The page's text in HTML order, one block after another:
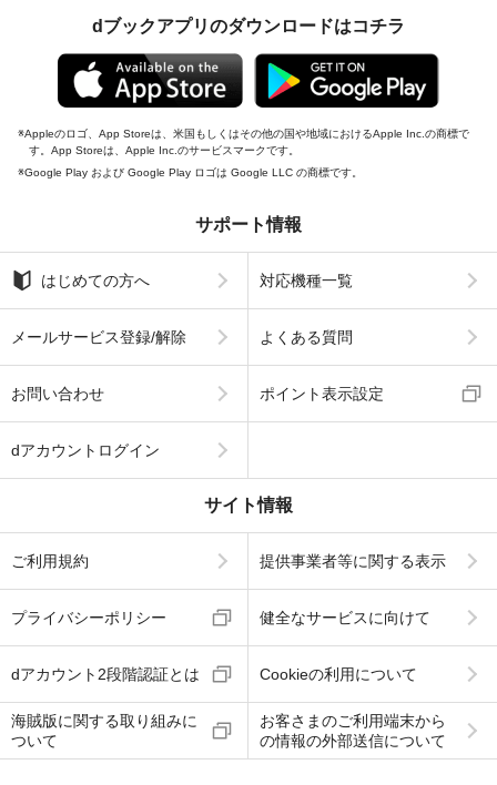
dブックアプリのダウンロードはコチラ
Appleのロゴ、App Storeは、米国もしくはその他の国や地域におけるApple Inc.の商標で
す。App Storeは、Apple Inc.のサービスマークです。
Google Play および Google Play ロゴは Google LLC の商標です。
サポート情報
はじめての方へ 対応機種一覧
メールサービス登録/解除 よくある質問
お問い合わせ ポイント表示設定
dアカウントログイン
サイト情報
ご利用規約 提供事業者等に関する表示
プライバシーポリシー 健全なサービスに向けて
dアカウント2段階認証とは Cookieの利用について
海賊版に関する取り組みに
ついて
お客さまのご利用端末から
の情報の外部送信について